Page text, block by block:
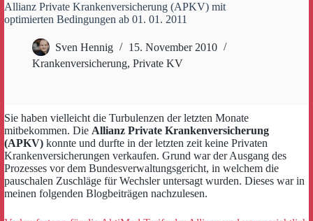
Allianz Private Krankenversicherung (APKV) mit
optimierten Bedingungen ab 01. 01. 2011
Sven Hennig
15. November 2010
Krankenversicherung, Private KV
Sie haben vielleicht die Turbulenzen der letzten Monate
mitbekommen. Die Allianz Private Krankenversicherung
(APKV) konnte und durfte in der letzten zeit keine Privaten
Krankenversicherungen verkaufen. Grund war der Ausgang des
Prozesses vor dem Bundesverwaltungsgericht, in welchem die
pauschalen Zuschläge für Wechsler untersagt wurden. Dieses war in
meinen folgenden Blogbeiträgen nachzulesen.